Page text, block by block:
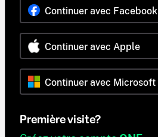
Continuer avec Facebook
Continuer avec Apple
Continuer avec Microsoft
Première visite?